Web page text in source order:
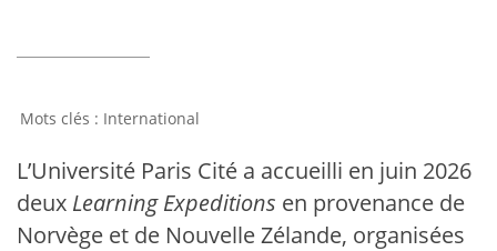
International
L’Université Paris Cité a accueilli en juin 2026
deux Learning Expeditions en provenance de
Norvège et de Nouvelle Zélande, organisées